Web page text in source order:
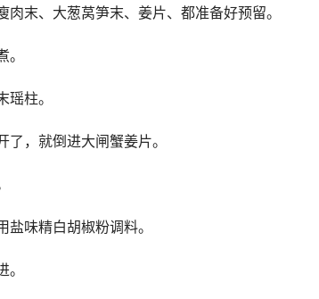
肉末、大葱莴笋末、姜片、都准备好预留。
柱。
，就倒进大闸蟹姜片。
味精白胡椒粉调料。